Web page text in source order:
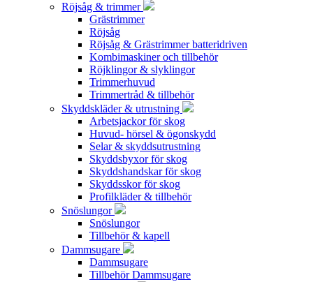
Röjsåg & trimmer
Grästrimmer
Röjsåg
Röjsåg & Grästrimmer batteridriven
Kombimaskiner och tillbehör
Röjklingor & slyklingor
Trimmerhuvud
Trimmertråd & tillbehör
Skyddskläder & utrustning
Arbetsjackor för skog
Huvud- hörsel & ögonskydd
Selar & skyddsutrustning
Skyddsbyxor för skog
Skyddshandskar för skog
Skyddsskor för skog
Profilkläder & tillbehör
Snöslungor
Snöslungor
Tillbehör & kapell
Dammsugare
Dammsugare
Tillbehör Dammsugare